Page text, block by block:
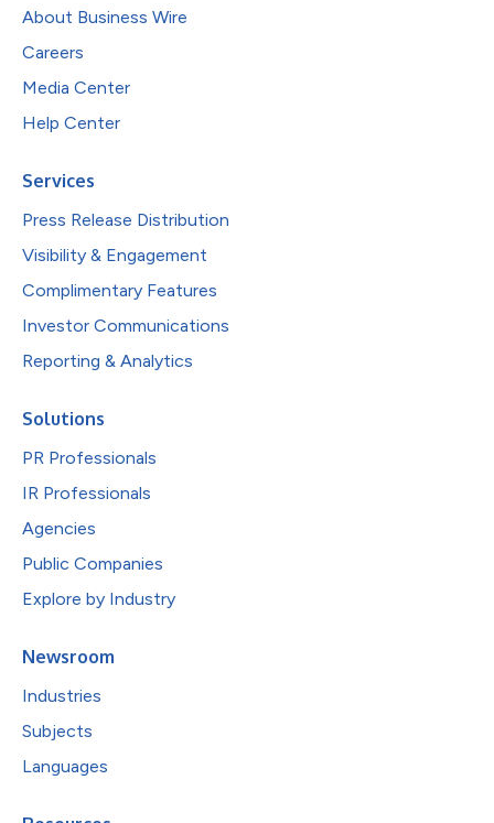
About Business Wire
Careers
Media Center
Help Center
Services
Press Release Distribution
Visibility & Engagement
Complimentary Features
Investor Communications
Reporting & Analytics
Solutions
PR Professionals
IR Professionals
Agencies
Public Companies
Explore by Industry
Newsroom
Industries
Subjects
Languages